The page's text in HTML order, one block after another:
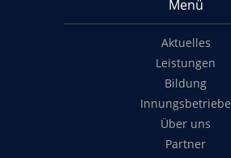
Menü
Aktuelles
Leistungen
Bildung
Innungsbetriebe
Über uns
Partner